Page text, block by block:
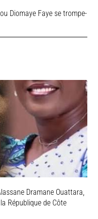
Diomaye Faye se trompe-
Dramane Ouattara,
République de Côte